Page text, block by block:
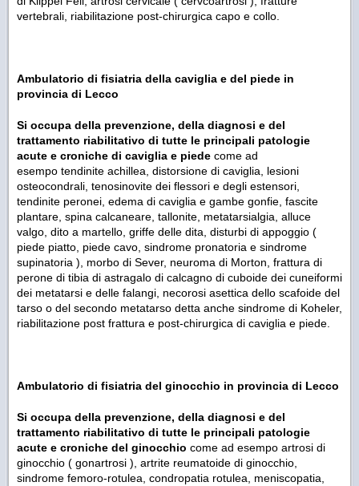
vertebrali, riabilitazione post-chirurgica capo e collo.
Ambulatorio di fisiatria della caviglia e del piede in
provincia di Lecco
Si occupa della prevenzione, della diagnosi e del
trattamento riabilitativo di tutte le principali patologie
acute e croniche di caviglia e piede come ad
esempo tendinite achillea, distorsione di caviglia, lesioni
osteocondrali, tenosinovite dei flessori e degli estensori,
tendinite peronei, edema di caviglia e gambe gonfie, fascite
plantare, spina calcaneare, tallonite, metatarsialgia, alluce
valgo, dito a martello, griffe delle dita, disturbi di appoggio (
piede piatto, piede cavo, sindrome pronatoria e sindrome
supinatoria ), morbo di Sever, neuroma di Morton, frattura di
perone di tibia di astragalo di calcagno di cuboide dei cuneiformi
dei metatarsi e delle falangi, necorosi asettica dello scafoide del
tarso o del secondo metatarso detta anche sindrome di Koheler,
riabilitazione post frattura e post-chirurgica di caviglia e piede.
Ambulatorio di fisiatria del ginocchio in provincia di Lecco
Si occupa della prevenzione, della diagnosi e del
trattamento riabilitativo di tutte le principali patologie
acute e croniche del ginocchio come ad esempo artrosi di
ginocchio ( gonartrosi ), artrite reumatoide di ginocchio,
sindrome femoro-rotulea, condropatia rotulea, meniscopatia,